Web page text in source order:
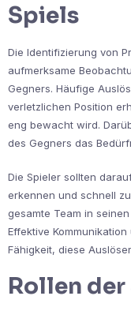
Spiels
Die Identifizierung von
aufmerksame
Gegners. Häufige
verletzlichen Position
eng bewacht wird.
des Gegners das
Die Spieler sollten
erkennen und schnell
gesamte Team in
Effektive
Fähigkeit, diese
Rollen